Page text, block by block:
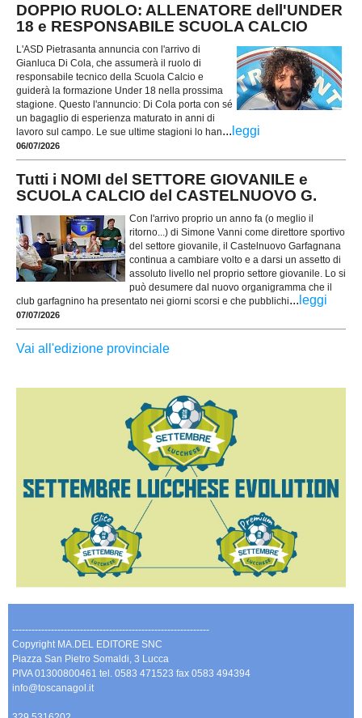
DOPPIO RUOLO: ALLENATORE dell'UNDER
18 e RESPONSABILE SCUOLA CALCIO
L'ASD Pietrasanta annuncia con l'arrivo di
Gianluca Di Cola, che assumerà il ruolo di
responsabile tecnico della Scuola Calcio e
guiderà la formazione Under 18 nella prossima
stagione. Questo l'annuncio: Di Cola porta con sé
un bagaglio di esperienza maturato in anni di
lavoro sul campo. Le sue ultime stagioni lo han... leggi
06/07/2026
Tutti i NOMI del SETTORE GIOVANILE e
SCUOLA CALCIO del CASTELNUOVO G.
Con l'arrivo proprio un anno fa (o meglio il
ritorno...) di Simone Vanni come direttore sportivo
del settore giovanile, il Castelnuovo Garfagnana
continua a cambiare volto e a darsi un assetto di
assoluto livello nel proprio settore giovanile. Lo si
può desumere dal nuovo organigramma che il
club garfagnino ha presentato nei giorni scorsi e che pubblichi... leggi
07/07/2026
Vai all'edizione provinciale
-------------------------------------------------------------
Copyright MA.DEL EDITORE SNC
Piazza San Pietro Somaldi, 3 Lucca
PIVA 01300800461 tel. 0583 471523 fax 0583 494394
info@toscanagol.it